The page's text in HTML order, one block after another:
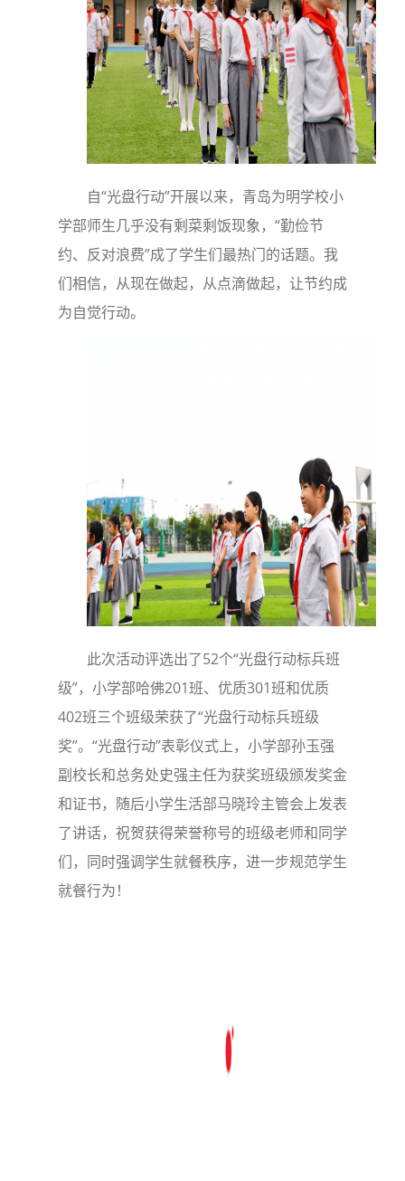
自“光盘行动”开展以来，青岛为明学校小
学部师生几乎没有剩菜剩饭现象，“勤俭节
约、反对浪费”成了学生们最热门的话题。我
们相信，从现在做起，从点滴做起，让节约成
为自觉行动。
此次活动评选出了52个“光盘行动标兵班
级”，小学部哈佛201班、优质301班和优质
402班三个班级荣获了“光盘行动标兵班级
奖”。“光盘行动”表彰仪式上，小学部孙玉强
副校长和总务处史强主任为获奖班级颁发奖金
和证书，随后小学生活部马晓玲主管会上发表
了讲话，祝贺获得荣誉称号的班级老师和同学
们，同时强调学生就餐秩序，进一步规范学生
就餐行为！